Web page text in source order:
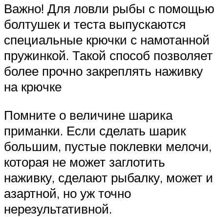
Важно! Для ловли рыбы с помощью
болтушек и теста выпускаются
специальные крючки с намотанной
пружинкой. Такой способ позволяет
более прочно закреплять наживку
на крючке
Помните о величине шарика
приманки. Если сделать шарик
большим, пустые поклевки мелочи,
которая не может заглотить
наживку, сделают рыбалку, может и
азартной, но уж точно
нерезультативной.